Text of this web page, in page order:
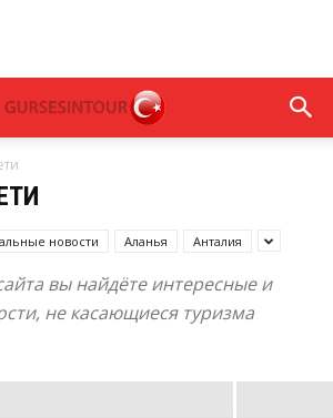
новости Аланья Анталия
вы найдёте интересные и
не касающиеся туризма
моющеее средство